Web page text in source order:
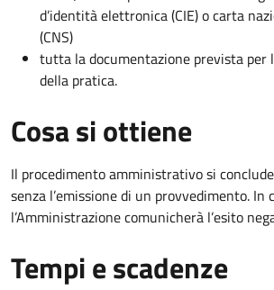
d’identità elettronica (CIE) o carta
(CNS)
tutta la documentazione prevista per
della pratica.
Cosa si ottiene
Il procedimento amministrativo si
senza l’emissione di un provvedimento. In
l’Amministrazione comunicherà l’esito
Tempi e scadenze